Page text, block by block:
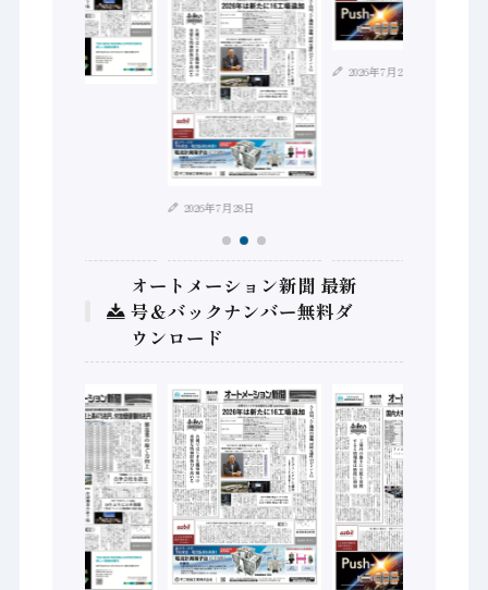
2026年7月28日
2026年7月21日
オートメーション新聞 最新
号＆バックナンバー無料ダ
ウンロード